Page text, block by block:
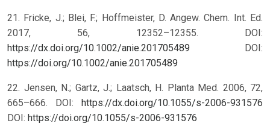
21. Fricke, J.; Blei, F.; Hoffmeister, D. Angew. Chem. Int. Ed.
2017, 56, 12352–12355. DOI:
https://dx.doi.org/10.1002/anie.201705489
DOI:
https://doi.org/10.1002/anie.201705489
22. Jensen, N.; Gartz, J.; Laatsch, H. Planta Med. 2006, 72,
665–666. DOI: https://dx.doi.org/10.1055/s-2006-931576
DOI: https://doi.org/10.1055/s-2006-931576